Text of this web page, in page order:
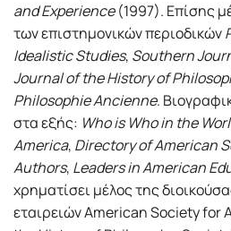
and Experience(1997). Επίσης
των επιστημονικών περιοδικών
Idealistic Studies, Southern
Journal of the History of
Philosophie Ancienne.
στα εξής: Who is Who in the
America, Directory of American
Authors, Leaders in American
χρηματίσει μέλος της
εταιρειών American Society for